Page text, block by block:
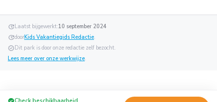
updateLaatst bijgewerkt:10 september 2024
updatedoorKids Vakantiegids Redactie.
verifiedDit park is door onze redactie zelf bezocht.
Lees meer over onze werkwijze.